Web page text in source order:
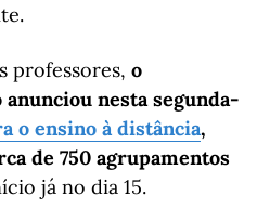
professores, o
nesta segunda-
o ensino à distância,
de 750 agrupamentos
já no dia 15.